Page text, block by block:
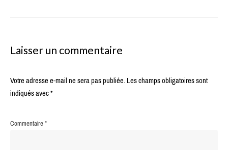
Laisser un commentaire
Votre adresse e-mail ne sera pas publiée.Les champs obligatoires sont
indiqués avec*
Commentaire*